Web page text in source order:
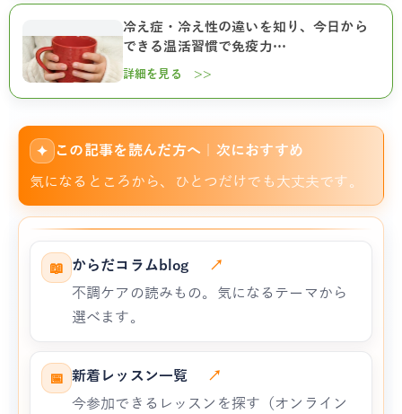
冷え症・冷え性の違いを知り、今日から
できる温活習慣で免疫力…
詳細を見る >>
✦ この記事を読んだ方へ｜次におすすめ
気になるところから、ひとつだけでも大丈夫です。
📖 からだコラムblog
↗
不調ケアの読みもの。気になるテーマから
選べます。
📅 新着レッスン一覧
↗
今参加できるレッスンを探す（オンライン